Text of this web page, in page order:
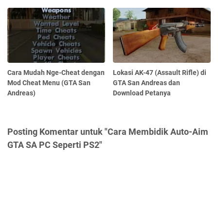
Cara Mudah Nge-Cheat dengan
Mod Cheat Menu (GTA San
Andreas)
Lokasi AK-47 (Assault Rifle) di
GTA San Andreas dan
Download Petanya
Posting Komentar untuk "Cara Membidik Auto-Aim
GTA SA PC Seperti PS2"